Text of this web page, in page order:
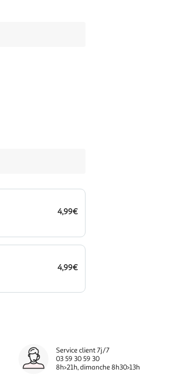
4,99€
4,99€
Service client 7j/7
03 59 30 59 30
8h>21h, dimanche 8h30>13h